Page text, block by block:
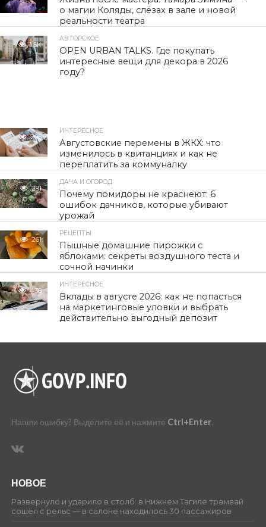
о магии Коляды, слёзах в зале и новой
реальности театра
1.5K
АВТОРСКОЕ
OPEN URBAN TALKS. Где покупать
интересные вещи для декора в 2026
году?
296
ИНТЕРЕСНОЕ
Августовские перемены в ЖКХ: что
изменилось в квитанциях и как не
переплатить за коммуналку
291
ДАЧА И ОГОРОД
Почему помидоры не краснеют: 6
ошибок дачников, которые убивают
урожай
261
РЕЦЕПТЫ
Пышные домашние пирожки с
яблоками: секреты воздушного теста и
сочной начинки
438
ИНТЕРЕСНОЕ
Вклады в августе 2026: как не попасться
на маркетинговые уловки и выбрать
действительно выгодный депозит
Нашли ошибку? Выделите её и нажмите Ctrl+Enter.
НОВОЕ
Развернуло и ударило в столб: в Нижнем Тагиле трамвай
сошёл с рельс — в салоне находилось 30 пассажиров